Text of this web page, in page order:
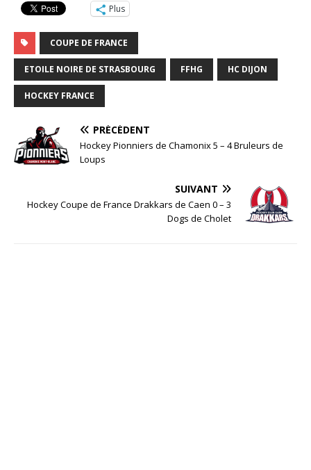
Plus
COUPE DE FRANCE
ETOILE NOIRE DE STRASBOURG FFHG HC DIJON
HOCKEY FRANCE
PRÉCÉDENT
Hockey Pionniers de Chamonix 5 – 4 Bruleurs de
Loups
SUIVANT
Hockey Coupe de France Drakkars de Caen 0 – 3
Dogs de Cholet